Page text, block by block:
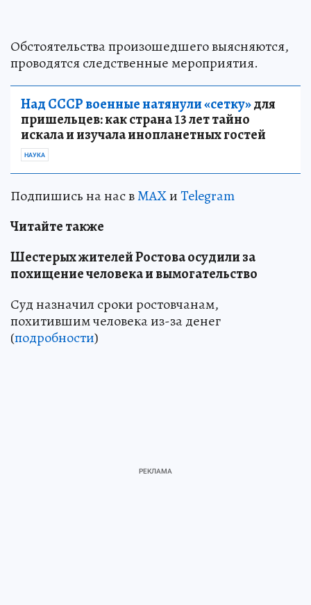
Обстоятельства произошедшего выясняются,
проводятся следственные мероприятия.
Над СССР военные натянули «сетку»для
пришельцев: как страна 13 лет тайно
искала и изучала инопланетных гостей
НАУКА
Подпишись на нас вMAXиTelegram
Читайте также
Шестерых жителей Ростова осудили за
похищение человека и вымогательство
Суд назначил сроки ростовчанам,
похитившим человека из-за денег
(подробности)